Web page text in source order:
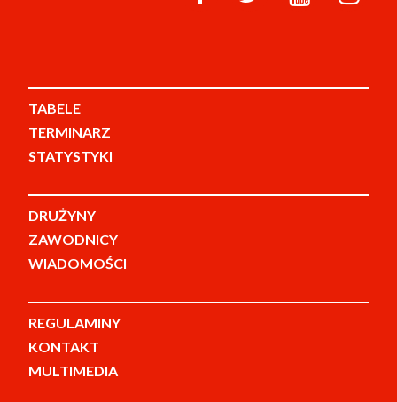
TABELE
TERMINARZ
STATYSTYKI
DRUŻYNY
ZAWODNICY
WIADOMOŚCI
REGULAMINY
KONTAKT
MULTIMEDIA